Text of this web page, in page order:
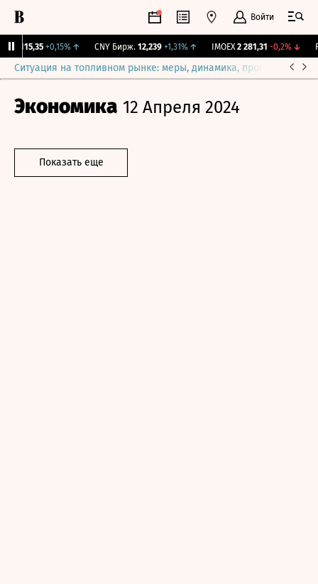
Войти
115,35 +0,15%↑ CNY Бирж. 12,239 +1,31% ↑ IMOEX 2 281,31 -0,2%↓
Ситуация на топливном рынке: меры, динамика, прогнозы
Экономика 12 Апреля 2024
Показать еще